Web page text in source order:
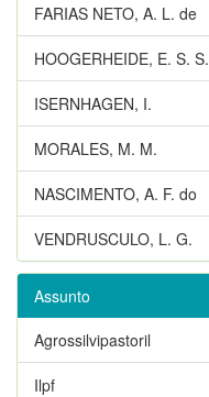
FARIAS NETO, A. L. de
HOOGERHEIDE, E. S. S.
ISERNHAGEN, I.
MORALES, M. M.
NASCIMENTO, A. F. do
VENDRUSCULO, L. G.
Assunto
Agrossilvipastoril
Ilpf